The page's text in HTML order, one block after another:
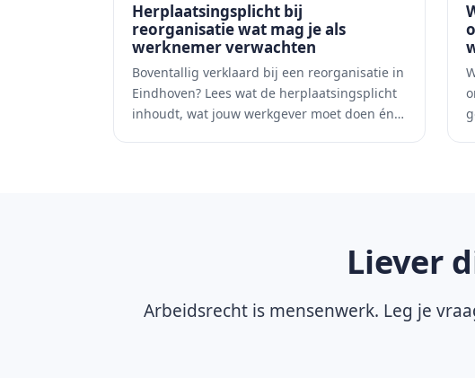
Herplaatsingsplicht bij
reorganisatie wat mag je als
werknemer verwachten
Boventallig verklaard bij een reorganisatie in
Eindhoven? Lees wat de herplaatsingsplicht
inhoudt, wat jouw werkgever moet doen én…
Liever
Arbeidsrecht is mensenwerk. Leg je